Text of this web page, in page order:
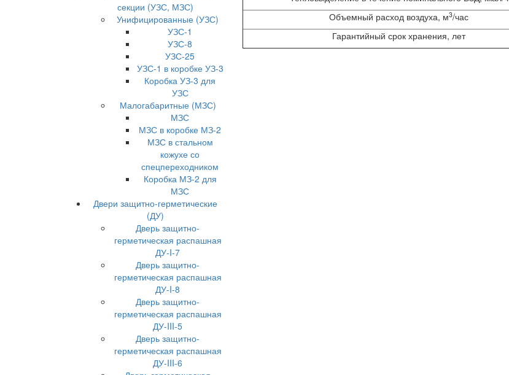
секции (УЗС, МЗС)
Унифицированные (УЗС)
УЗС-1
УЗС-8
УЗС-25
УЗС-1 в коробке УЗ-3
Коробка УЗ-3 для
УЗС
Малогабаритные (МЗС)
МЗС
МЗС в коробке МЗ-2
МЗС в стальном
кожухе со
спецпереходником
Коробка МЗ-2 для
МЗС
Двери защитно-герметические
(ДУ)
Дверь защитно-
герметическая распашная
ДУ-I-7
Дверь защитно-
герметическая распашная
ДУ-I-8
Дверь защитно-
герметическая распашная
ДУ-III-5
Дверь защитно-
герметическая распашная
ДУ-III-6
Объемный расход воздуха, м3/час
Гарантийный срок хранения, лет